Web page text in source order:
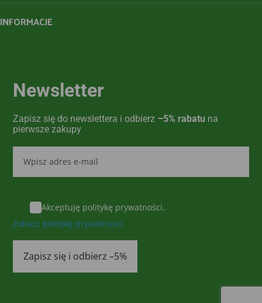
INFORMACJE
Newsletter
Zapisz się do newslettera i odbierz –5% rabatu na
pierwsze zakupy
Akceptuję politykę prywatności.
Zobacz politykę prywatności
Zapisz się i odbierz –5%